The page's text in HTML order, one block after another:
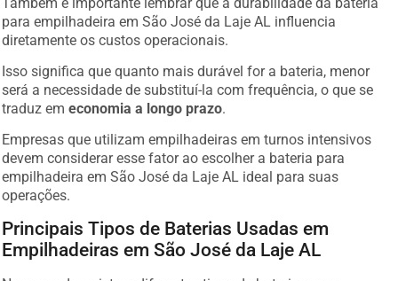
para empilhadeira em São José da Laje AL influencia
diretamente os custos operacionais.
será a necessidade de substituí-la com frequência, o que se
traduz emeconomia a longo prazo.
devem considerar esse fator ao escolher a bateria para
empilhadeira em São José da Laje AL ideal para suas
operações.
Principais Tipos de Baterias Usadas em
Empilhadeiras em São José da Laje AL